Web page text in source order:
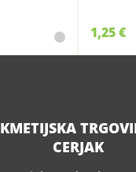
1,25 €
KMETIJSKA
CERJAK